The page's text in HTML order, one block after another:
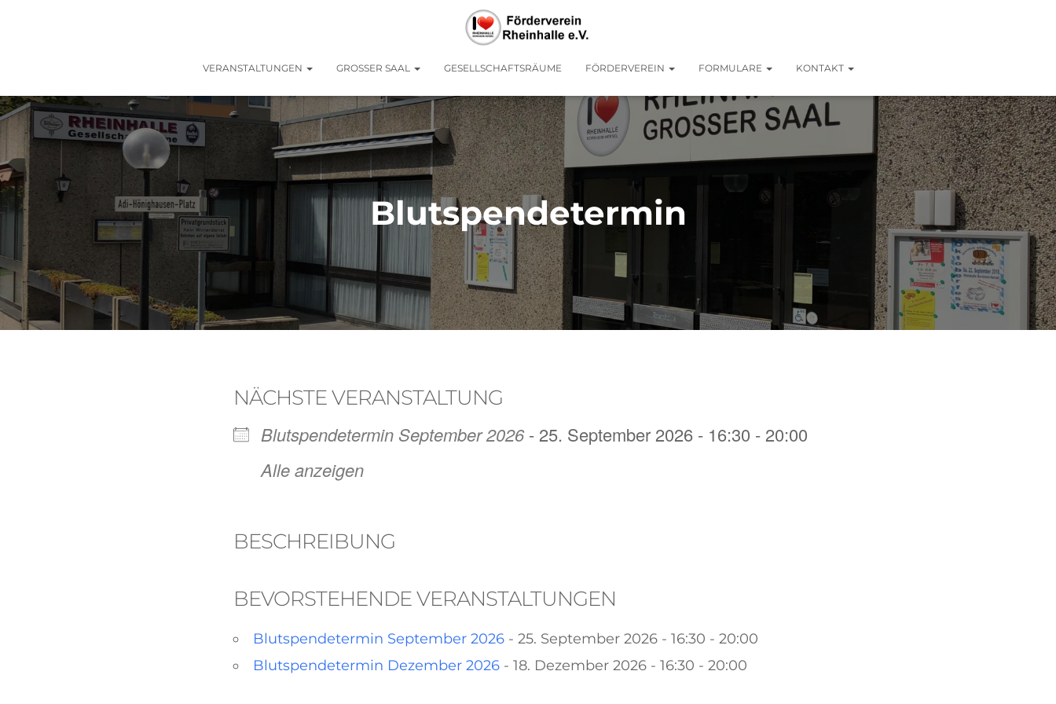
VERANSTALTUNGEN GROSSER SAAL GESELLSCHAFTSRÄUME FÖRDERVEREIN FORMULARE KONTAKT
Blutspendetermin
NÄCHSTE VERANSTALTUNG
Blutspendetermin September 2026- 25. September 2026 - 16:30 - 20:00
Alle anzeigen
BESCHREIBUNG
BEVORSTEHENDE VERANSTALTUNGEN
Blutspendetermin September 2026 - 25. September 2026 - 16:30 - 20:00
Blutspendetermin Dezember 2026 - 18. Dezember 2026 - 16:30 - 20:00